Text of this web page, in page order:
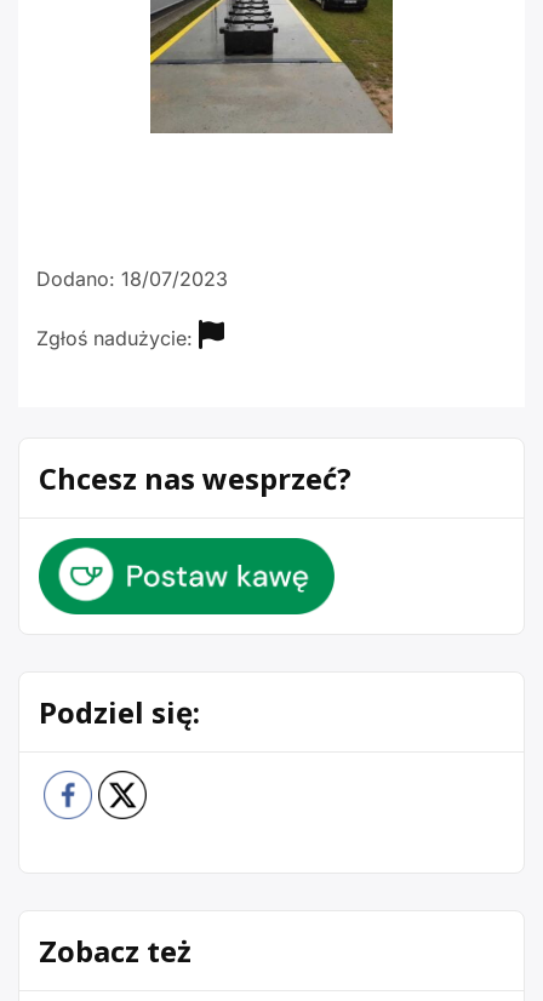
Dodano: 18/07/2023
Zgłoś nadużycie:
Chcesz nas wesprzeć?
Podziel się:
Zobacz też